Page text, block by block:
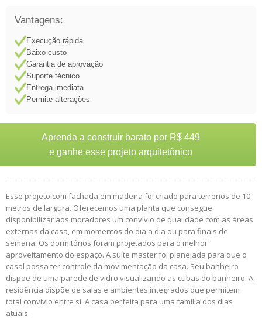
Vantagens:
Execução rápida
Baixo custo
Garantia de aprovação
Suporte técnico
Entrega imediata
Permite alterações
Aprenda a construir barato por R$ 449
e ganhe esse projeto arquitetônico
Esse projeto com fachada em madeira foi criado para terrenos de 10
metros de largura. Oferecemos uma planta que consegue
disponibilizar aos moradores um convívio de qualidade com as áreas
externas da casa, em momentos do dia a dia ou para finais de
semana. Os dormitórios foram projetados para o melhor
aproveitamento do espaço. A suíte master foi planejada para que o
casal possa ter controle da movimentação da casa. Seu banheiro
dispõe de uma parede de vidro visualizando as cubas do banheiro. A
residência dispõe de salas e ambientes integrados que permitem
total convívio entre si. A casa perfeita para uma família dos dias
atuais.